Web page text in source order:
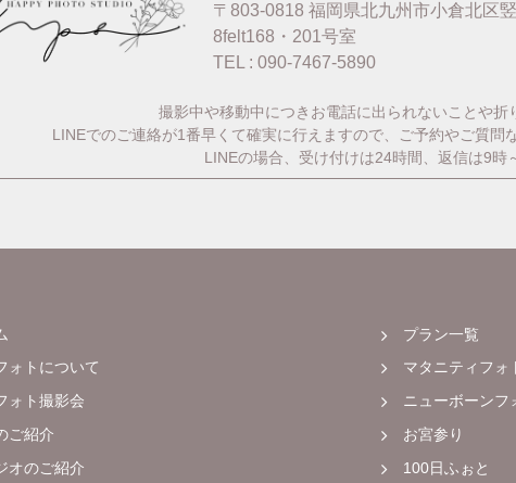
〒803-0818 福岡県北九州市小倉北区
8felt168・201号室
TEL : 090-7467-5890
撮影中や移動中につきお電話に出られないことや折
LINEでのご連絡が1番早くて確実に行えますので、ご予約やご質問
LINEの場合、受け付けは24時間、返信は9時
ォトについて
ォト撮影会
ご紹介
オのご紹介
プラン一覧
マタニティフォ
ニューボーンフ
お宮参り
100日ふぉと